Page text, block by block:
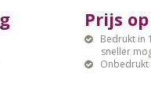
Prijs
Bedrukt in
sneller
Onbedrukt